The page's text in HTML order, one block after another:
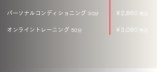
パーソナルコンディショニング 30分
オンライントレーニング 50分
￥2,860 税込
￥3,080 税込